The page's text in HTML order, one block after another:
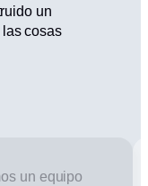
un
cosas
un equipo